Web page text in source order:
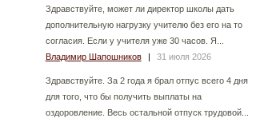
Здравствуйте, может ли директор школы дать
дополнительную нагрузку учителю без его на то
согласия. Если у учителя уже 30 часов. Я...
Владимир Шапошников
| 31 июля 2026
Здравствуйте. За 2 года я брал отпус всего 4 дня
для того, что бы получить выплаты на
оздоровление. Весь остальной отпуск трудовой...